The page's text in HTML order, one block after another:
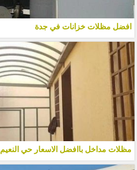
افضل مظلات خزانات في جدة
مظلات مداخل باافضل الاسعار حي النعيم